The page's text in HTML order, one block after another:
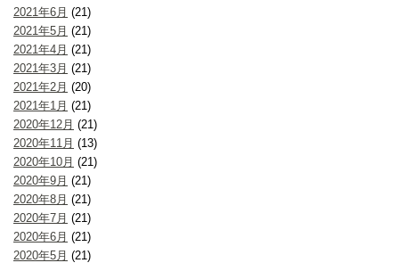
2021年6月 (21)
2021年5月 (21)
2021年4月 (21)
2021年3月 (21)
2021年2月 (20)
2021年1月 (21)
2020年12月 (21)
2020年11月 (13)
2020年10月 (21)
2020年9月 (21)
2020年8月 (21)
2020年7月 (21)
2020年6月 (21)
2020年5月 (21)